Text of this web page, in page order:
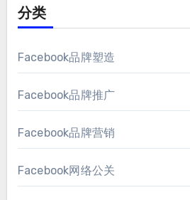
分类
Facebook品牌塑造
Facebook品牌推广
Facebook品牌营销
Facebook网络公关